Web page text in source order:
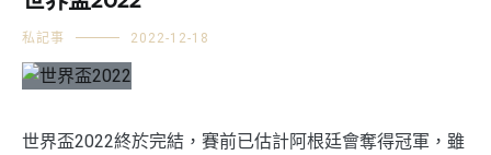
私記事 2022-12-18
世界盃2022終於完結，賽前已估計阿根廷會奪得冠軍，雖